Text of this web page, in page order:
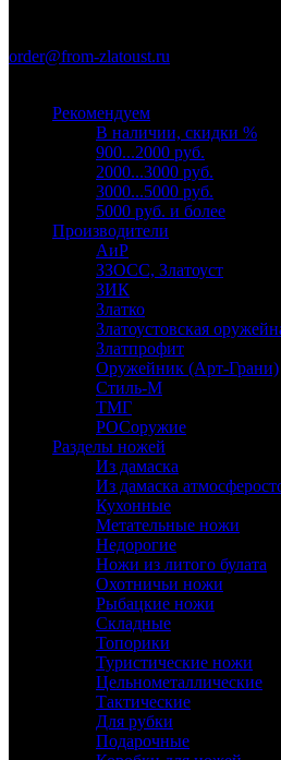
order@from-zlatoust.ru
Рекомендуем
В наличии, скидки %
900...2000 руб.
2000...3000 руб.
3000...5000 руб.
5000 руб. и более
Производители
АиР
ЗЗОСС, Златоуст
ЗИК
Златко
Златоустовская
Златпрофит
Оружейник (Арт-Грани)
Стиль-М
ТМГ
РОСоружие
Разделы ножей
Из дамаска
Из дамаска
Кухонные
Метательные ножи
Недорогие
Ножи из литого булата
Охотничьи ножи
Рыбацкие ножи
Складные
Топорики
Туристические ножи
Цельнометаллические
Тактические
Для рубки
Подарочные